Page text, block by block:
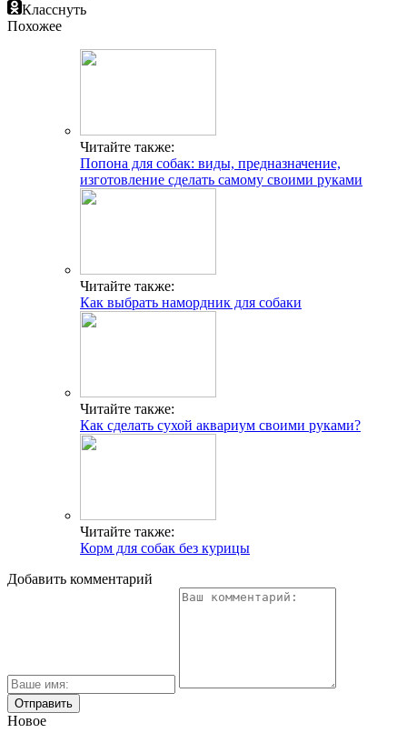
Класснуть
Похожее
Читайте также:
Попона для собак: виды, предназначение,
изготовление сделать самому своими руками
Читайте также:
Как выбрать намордник для собаки
Читайте также:
Как сделать сухой аквариум своими руками?
Читайте также:
Корм для собак без курицы
Добавить комментарий
Новое